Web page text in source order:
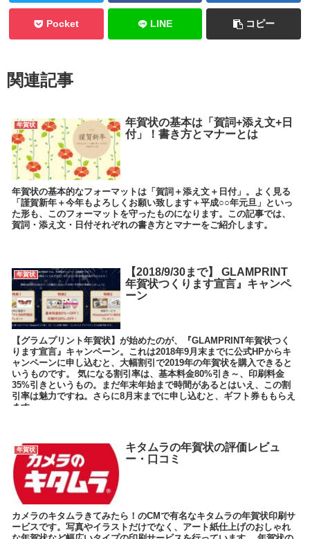
Pocket LINE コピー
関連記事
年賀状
年賀状の基本は「賀詞+添え文+日
付」！書き方とマナーとは
年賀状の基本的なフォーマットは「賀詞＋添え文＋日付」。よく見る
「謹賀新年＋今年もよろしくお願い致します＋平成○○年元旦」といっ
た形も、このフォーマットを守ったものになります。この記事では、
賀詞・添え文・日付それぞれの書き方とマナーをご紹介します。
年賀状
【2018/9/30まで】 GLAMPRINT
年賀状つくります宣言』キャンペ
ーン
【グラムプリント年賀状】が始めたのが、『GLAMPRINT年賀状つく
ります宣言』キャンペーン。これは2018年9月末までに公式HPからキ
ャンペーンに申し込むと、大幅割引で2019年の年賀状を購入できると
いうものです。 気になる割引率は、基本料金80%引き～、印刷料金
35%引きというもの。まだ年末年始まで時間があるとはいえ、この割
引率は魅力ですね。さらに8月末までに申し込むと、ギフト券ももらえ
ます。
年賀状
キタムラの年賀状の評価レビュ
ー・口コミ
カメラのキタムラきてみたら！のCMで有名なキタムラの年賀状印刷サ
ービスです。写真やイラストだけでなく、アート紙仕上げのおしゃれ